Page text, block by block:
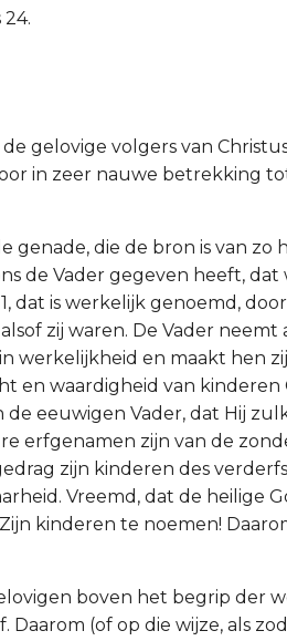
gelovige volgers van
in zeer nauwe betrekking
genade, die de bron is van zo
de Vader gegeven heeft, dat
dat is werkelijk genoemd,
zij waren. De Vader neemt
werkelijkheid en maakt hen
en waardigheid van kinderen
eeuwigen Vader, dat Hij
erfgenamen zijn van de
zijn kinderen des
Vreemd, dat de heilige
kinderen te noemen!
boven het begrip der
(of op die wijze, als